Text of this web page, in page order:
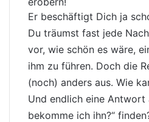
Er beschäftigt Dich ja
Du träumst fast jede
vor, wie schön es wäre,
ihm zu führen. Doch die
(noch) anders aus. Wie
Und endlich eine Antwort
bekomme ich ihn?“